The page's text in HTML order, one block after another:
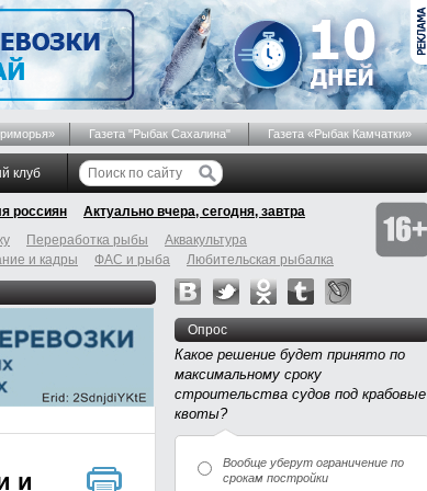
Газета "Рыбак Сахалина" Газета «Рыбак Камчатки»
клуб
россиян
Актуально вчера, сегодня, завтра
Переработка рыбы
Аквакультура
и кадры ФАС и рыба Любительская рыбалка
и
Опрос
Какое решение будет принято по
максимальному сроку
строительства судов под крабовые
квоты?
Вообще уберут ограничение по
срокам постройки